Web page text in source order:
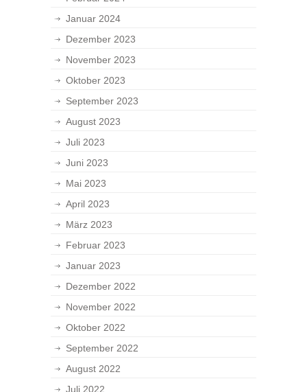
Januar 2024
Dezember 2023
November 2023
Oktober 2023
September 2023
August 2023
Juli 2023
Juni 2023
Mai 2023
April 2023
März 2023
Februar 2023
Januar 2023
Dezember 2022
November 2022
Oktober 2022
September 2022
August 2022
Juli 2022